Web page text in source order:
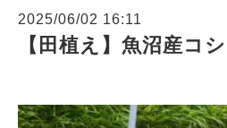
2025/06/02 16:11
【田植え】魚沼産コ